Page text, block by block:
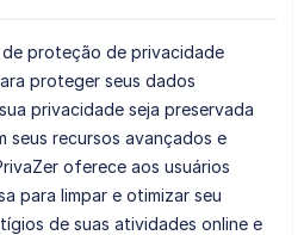
proteção de privacidade
proteger seus dados
privacidade seja preservada
seus recursos avançados e
oferece aos usuários
para limpar e otimizar seu
de suas atividades online e